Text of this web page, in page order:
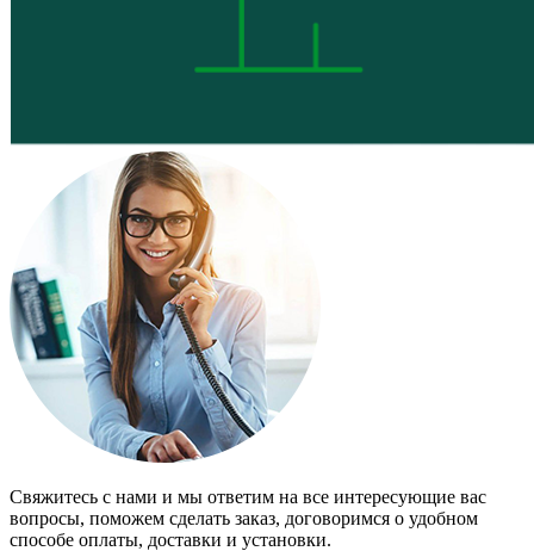
Свяжитесь с нами и мы ответим на все интересующие вас
вопросы, поможем сделать заказ, договоримся о удобном
способе оплаты, доставки и установки.